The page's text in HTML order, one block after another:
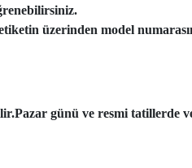
üzerinden model
günü ve resmi tatillerde